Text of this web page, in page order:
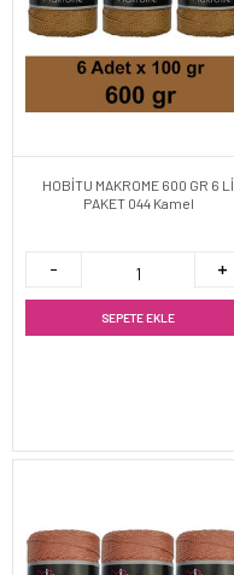
HOBİTU MAKROME 600 GR 6 Lİ
PAKET 044 Kamel
SEPETE EKLE